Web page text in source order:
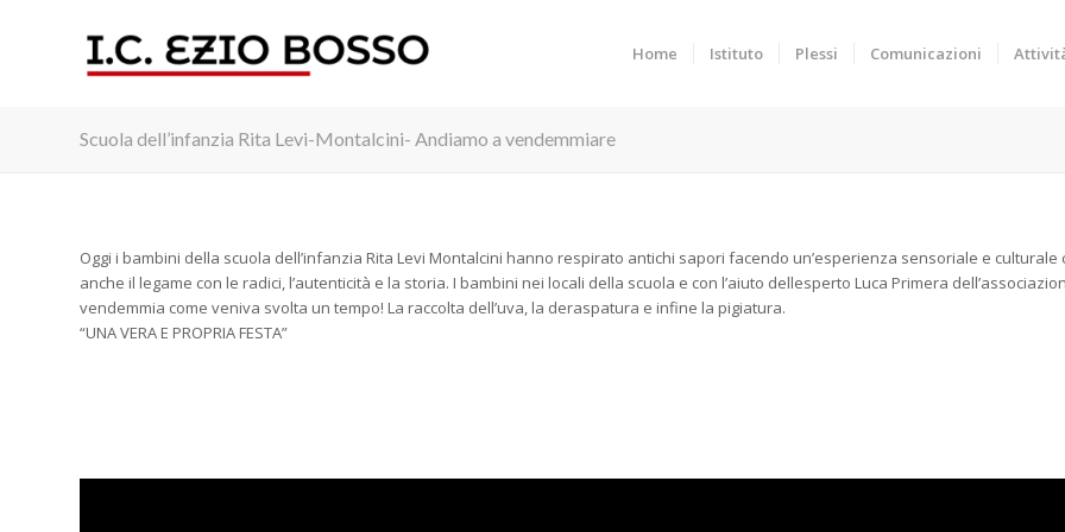
Home Istituto Plessi Comunicazioni
Scuola dell’infanzia Rita Levi-Montalcini- Andiamo a vendemmiare
Oggi i bambini della scuola dell’infanzia Rita Levi Montalcini hanno respirato antichi sapori facendo un’esperienza sensoriale e
anche il legame con le radici, l’autenticità e la storia. I bambini nei locali della scuola e con l’aiuto dellesperto Luca Primera
vendemmia come veniva svolta un tempo! La raccolta dell’uva, la deraspatura e infine la pigiatura.
“UNA VERA E PROPRIA FESTA”